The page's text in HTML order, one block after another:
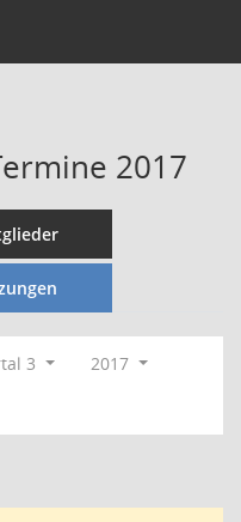
2017
3
2017